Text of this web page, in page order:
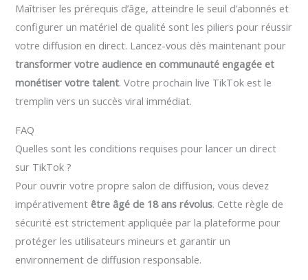
Maîtriser les prérequis d’âge, atteindre le seuil d’abonnés et
configurer un matériel de qualité sont les piliers pour réussir
votre diffusion en direct. Lancez-vous dès maintenant pour
transformer votre audience en communauté engagée et
monétiser votre talent. Votre prochain live TikTok est le
tremplin vers un succès viral immédiat.
FAQ
Quelles sont les conditions requises pour lancer un direct
sur TikTok ?
Pour ouvrir votre propre salon de diffusion, vous devez
impérativement être âgé de 18 ans révolus. Cette règle de
sécurité est strictement appliquée par la plateforme pour
protéger les utilisateurs mineurs et garantir un
environnement de diffusion responsable.